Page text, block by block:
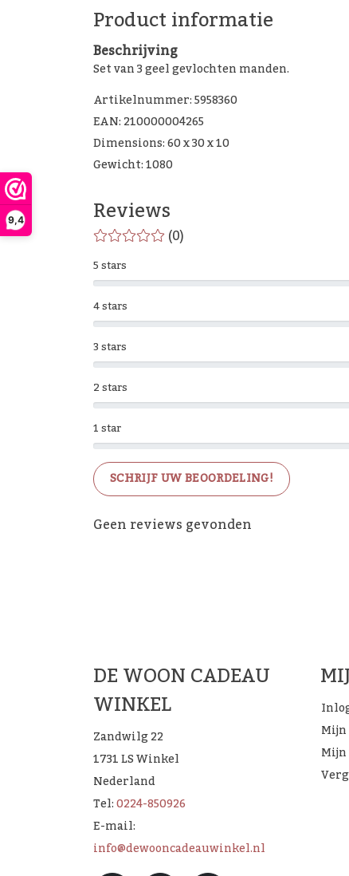
9,4
Product informatie
Beschrijving
Set van 3 geel gevlochten manden.
Artikelnummer: 5958360
EAN: 210000004265
Dimensions: 60 x 30 x 10
Gewicht: 1080
Reviews
(0)
1 star
2 stars
3 stars
4 stars
5 stars
SCHRIJF UW BEOORDELING!
Geen reviews gevonden
DE WOON CADEAU
WINKEL
Zandwilg 22
1731 LS Winkel
Nederland
Tel:0224-850926
E-mail:
info@dewooncadeauwinkel.nl